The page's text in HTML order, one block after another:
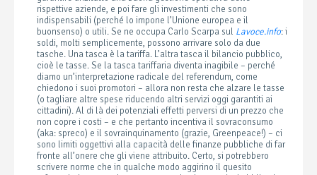
rispettive aziende, e poi fare gli investimenti che sono
indispensabili (perché lo impone l’Unione europea e il
buonsenso) o utili. Se ne occupa Carlo Scarpa sul Lavoce.info: i
soldi, molti semplicemente, possono arrivare solo da due
tasche. Una tasca è la tariffa. L’altra tasca il bilancio pubblico,
cioè le tasse. Se la tasca tariffaria diventa inagibile – perché
diamo un’interpretazione radicale del referendum, come
chiedono i suoi promotori – allora non resta che alzare le tasse
(o tagliare altre spese riducendo altri servizi oggi garantiti ai
cittadini). Al di là dei potenziali effetti perversi di un prezzo che
non copre i costi – e che pertanto incentiva il sovraconsumo
(aka: spreco) e il sovrainquinamento (grazie, Greenpeace!) – ci
sono limiti oggettivi alla capacità delle finanze pubbliche di far
fronte all’onere che gli viene attribuito. Certo, si potrebbero
scrivere norme che in qualche modo aggirino il quesito